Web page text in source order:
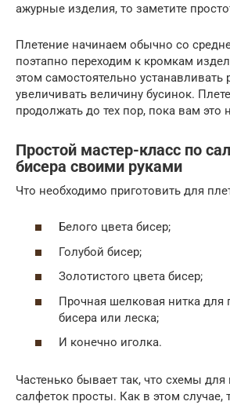
ажурные изделия, то заметите
Плетение начинаем обычно со
поэтапно переходим к кромкам
этом самостоятельно устанавливать
увеличивать величину бусинок.
продолжать до тех пор, пока вам это
Простой мастер-класс по
бисера своими руками
Что необходимо приготовить для
Белого цвета бисер;
Голубой бисер;
Золотистого цвета бисер;
Прочная шелковая нитка для
бисера или леска;
И конечно иголка.
Частенько бывает так, что схемы для
салфеток просты. Как в этом случае,